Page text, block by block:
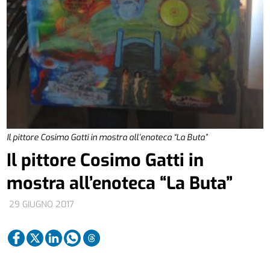
Il pittore Cosimo Gatti in mostra all’enoteca “La Buta”
29 GIUGNO 2017
Il pittore Cosimo Gatti in
mostra all’enoteca “La Buta”